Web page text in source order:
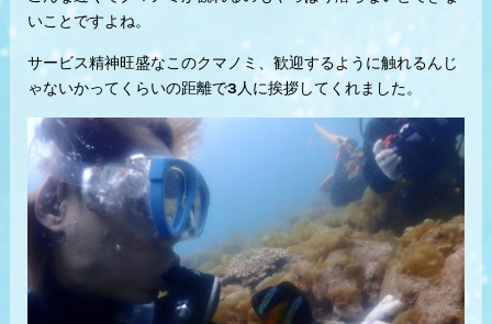
いことですよね。
サービス精神旺盛なこのクマノミ、歓迎するように触れるんじ
ゃないかってくらいの距離で3人に挨拶してくれました。